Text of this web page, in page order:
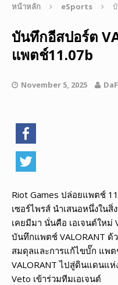
หน้าหลัก eSports
บันทึกอีสปอร์ต
แพตช์11.07b
November 5, 2025
Riot Games ปล่อยแพตช์
เซอร์ไพรส์ นำเสนอหนึ่งในสิ่
เคยมีมา นั่นคือ เอเจนต์ใหม่
บันทึกแพตช์ VALORANT ด้
สมดุลและการแก้ไขบั๊ก แพ
VALORANT ไปสู่ดินแดนแห่
Veto เข้าร่วมทีมเอเจนต์